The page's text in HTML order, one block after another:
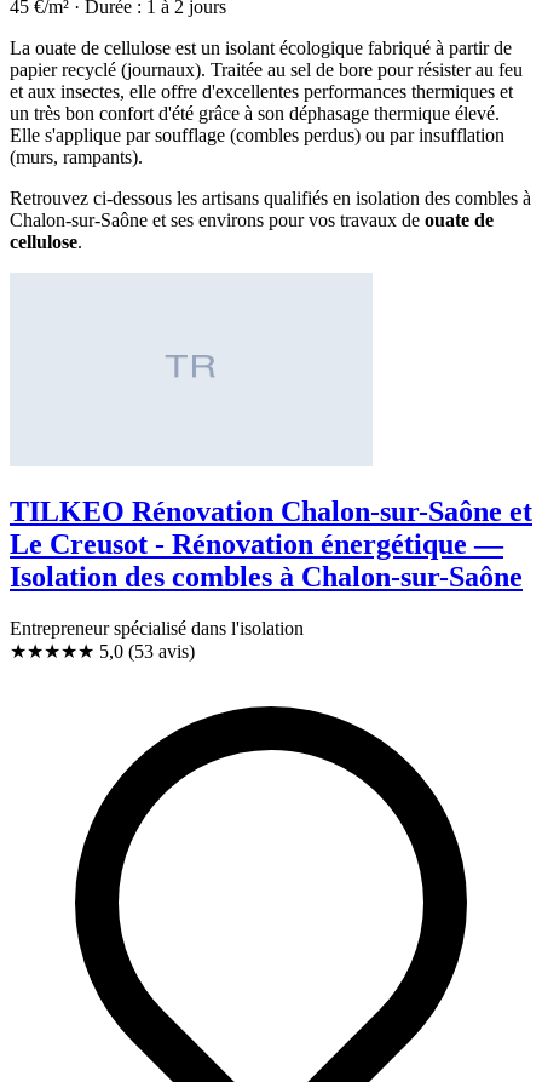
45 €/m² · Durée : 1 à 2 jours
La ouate de cellulose est un isolant écologique fabriqué à partir de
papier recyclé (journaux). Traitée au sel de bore pour résister au feu
et aux insectes, elle offre d'excellentes performances thermiques et
un très bon confort d'été grâce à son déphasage thermique élevé.
Elle s'applique par soufflage (combles perdus) ou par insufflation
(murs, rampants).
Retrouvez ci-dessous les artisans qualifiés en isolation des combles à
Chalon-sur-Saône et ses environs pour vos travaux de ouate de
cellulose.
TILKEO Rénovation Chalon-sur-Saône et
Le Creusot - Rénovation énergétique —
Isolation des combles à Chalon-sur-Saône
Entrepreneur spécialisé dans l'isolation
★★★★★ 5,0 (53 avis)